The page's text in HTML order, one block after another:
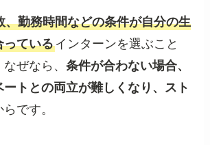
、勤務時間などの条件が自分の生
っているインターンを選ぶこと
なぜなら、条件が合わない場合、
トとの両立が難しくなり、スト
らです。